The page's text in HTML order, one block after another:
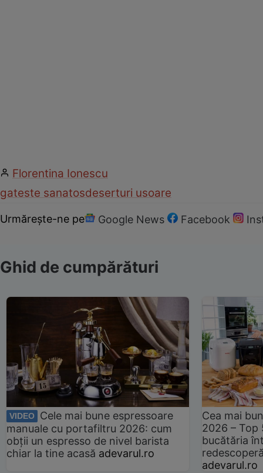
Florentina Ionescu
gateste sanatosdeserturi usoare
Urmărește-ne pe Google News Facebook
Ghid de cumpărături
VIDEO
Cele mai bune espressoare
manuale cu portafiltru 2026: cum
obții un espresso de nivel barista
chiar la tine acasă adevarul.ro
Cea mai
2026 –
bucătăria
adevarul.ro